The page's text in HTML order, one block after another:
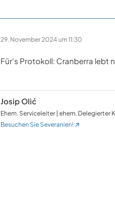
29. November 2024 um 11:30
Für's Protokoll: Cranberra lebt
Josip Olić
Ehem. Serviceleiter | ehem. Delegierter
Besuchen Sie Severanien!